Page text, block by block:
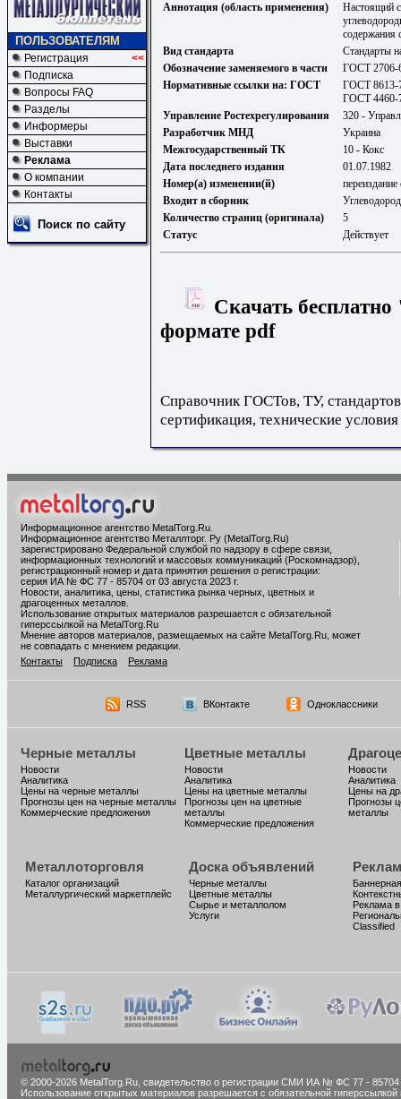
ПОЛЬЗОВАТЕЛЯМ
Регистрация
<<
Подписка
Вопросы FAQ
Разделы
Информеры
Выставки
Реклама
О компании
Контакты
Поиск по сайту
Аннотация (область применения)
Настоящий
содержания
Вид стандарта
Стандарты
Обозначение заменяемого в части
ГОСТ 2706-
Нормативные ссылки на: ГОСТ
ГОСТ 8613-
ГОСТ 4460-
Управление Ростехрегулирования
320 -
Разработчик МНД
Украина
Межгосударственный ТК
10 - Кокс
Дата последнего издания
01.07.1982
Номер(а) изменении(й)
Входит в сборник
Количество страниц (оригинала)
5
Статус
Действует
Скачать
формате pdf
Справочник ГОСТов, ТУ,
сертификация, технические условия
Информационное агентство MetalTorg.Ru
Информационное агентство Металлторг. Ру (MetalTorg.Ru)
зарегистрировано Федеральной службой по надзору в сфере связи,
информационных технологий и массовых коммуникаций (Роскомнадзор),
регистрационный номер и дата принятия решения о регистрации:
серия ИА № ФС 77 - 85704 от 03 августа 2023 г.
Новости, аналитика, цены, статистика рынка черных, цветных и
драгоценных металлов.
Использование открытых материалов разрешается с обязательной
гиперссылкой на MetalTorg.Ru
Мнение авторов материалов, размещаемых на сайте MetalTorg.Ru, может
не совпадать с мнением редакции.
Контакты
Подписка Реклама
RSS ВКонтакте Одноклассники
Черные металлы
Новости
Аналитика
Цены на черные металлы
Прогнозы цен на черные металлы
Коммерческие предложения
Цветные металлы
Новости
Аналитика
Цены на цветные металлы
Прогнозы цен на цветные
металлы
Коммерческие предложения
Новости
Аналитика
Цены на
Прогнозы
металлы
Металлоторговля
Каталог организаций
Металлургический маркетплейс
Доска объявлений
Черные металлы
Цветные металлы
Сырье и металлолом
Услуги
Реклама
Classified
© 2000-2026 MetalTorg.Ru, cвидетельство о регистрации СМИ ИА № ФС 77 - 85704
Использование открытых материалов разрешается с обязательной гиперссылкой